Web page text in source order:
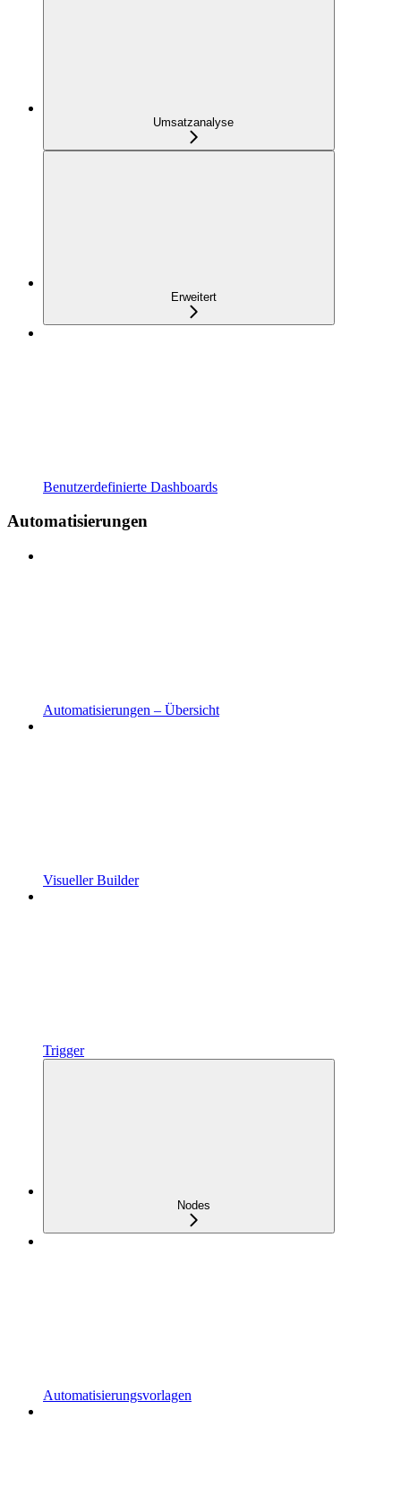
Umsatzanalyse
Erweitert
Benutzerdefinierte Dashboards
Automatisierungen
Automatisierungen – Übersicht
Visueller Builder
Trigger
Nodes
Automatisierungsvorlagen